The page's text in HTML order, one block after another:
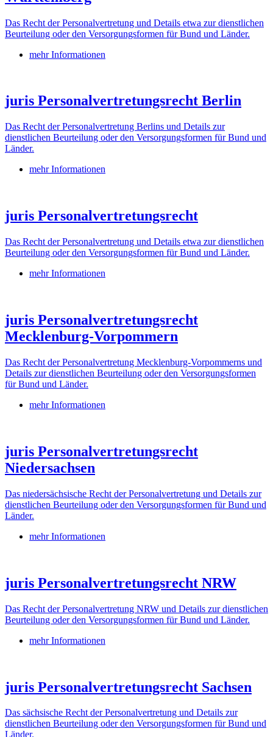
Das Recht der Personalvertretung und Details etwa zur dienstlichen
Beurteilung oder den Versorgungsformen für Bund und Länder.
mehr Informationen
juris Personalvertretungsrecht Berlin
Das Recht der Personalvertretung Berlins und Details zur
dienstlichen Beurteilung oder den Versorgungsformen für Bund und
Länder.
mehr Informationen
juris Personalvertretungsrecht
Das Recht der Personalvertretung und Details etwa zur dienstlichen
Beurteilung oder den Versorgungsformen für Bund und Länder.
mehr Informationen
juris Personalvertretungsrecht
Mecklenburg-Vorpommern
Das Recht der Personalvertretung Mecklenburg-Vorpommerns und
Details zur dienstlichen Beurteilung oder den Versorgungsformen
für Bund und Länder.
mehr Informationen
juris Personalvertretungsrecht
Niedersachsen
Das niedersächsische Recht der Personalvertretung und Details zur
dienstlichen Beurteilung oder den Versorgungsformen für Bund und
Länder.
mehr Informationen
juris Personalvertretungsrecht NRW
Das Recht der Personalvertretung NRW und Details zur dienstlichen
Beurteilung oder den Versorgungsformen für Bund und Länder.
mehr Informationen
juris Personalvertretungsrecht Sachsen
Das sächsische Recht der Personalvertretung und Details zur
dienstlichen Beurteilung oder den Versorgungsformen für Bund und
Länder.